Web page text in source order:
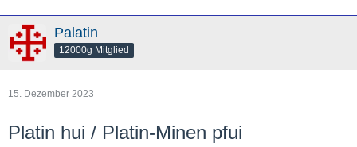
Palatin
12000g Mitglied
15. Dezember 2023
Platin hui / Platin-Minen pfui